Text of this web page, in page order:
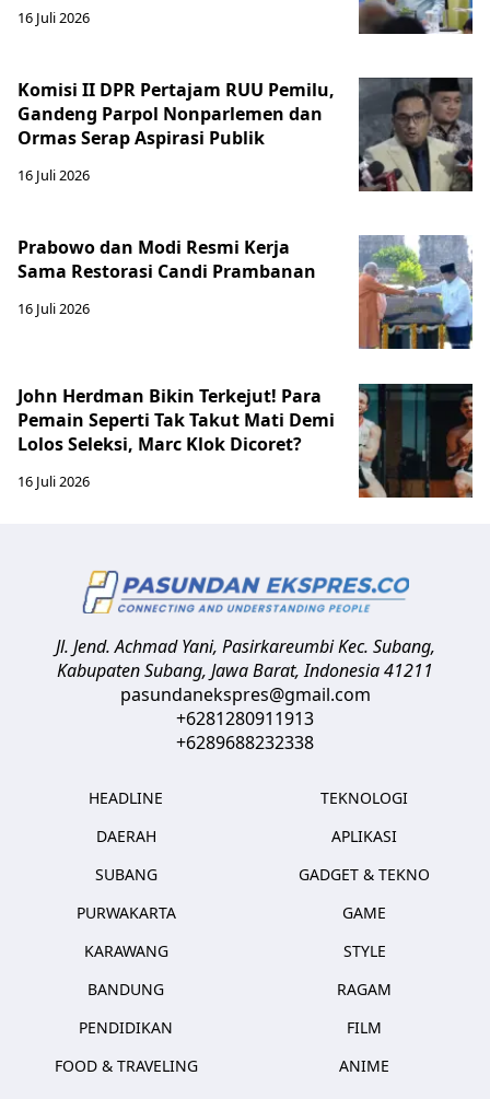
16 Juli 2026
Komisi II DPR Pertajam RUU Pemilu,
Gandeng Parpol Nonparlemen dan
Ormas Serap Aspirasi Publik
16 Juli 2026
Prabowo dan Modi Resmi Kerja
Sama Restorasi Candi Prambanan
16 Juli 2026
John Herdman Bikin Terkejut! Para
Pemain Seperti Tak Takut Mati Demi
Lolos Seleksi, Marc Klok Dicoret?
16 Juli 2026
Jl. Jend. Achmad Yani, Pasirkareumbi Kec. Subang,
Kabupaten Subang, Jawa Barat,Indonesia41211
pasundanekspres@gmail.com
+6281280911913
+6289688232338
HEADLINE
DAERAH
SUBANG
PURWAKARTA
KARAWANG
BANDUNG
PENDIDIKAN
FOOD & TRAVELING
TEKNOLOGI
APLIKASI
GADGET & TEKNO
GAME
STYLE
RAGAM
FILM
ANIME